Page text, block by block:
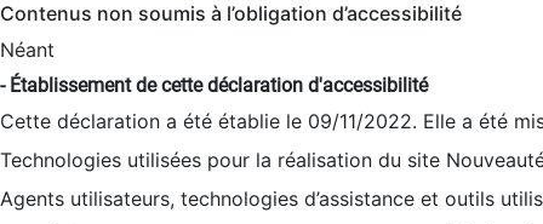
Contenus non soumis à l’obligation d’accessibilité
Néant
- Établissement de cette déclaration d'accessibilité
Cette déclaration a été établie le 09/11/2022. Elle a été
Technologies utilisées pour la réalisation du site
Agents utilisateurs, technologies d’assistance et outils